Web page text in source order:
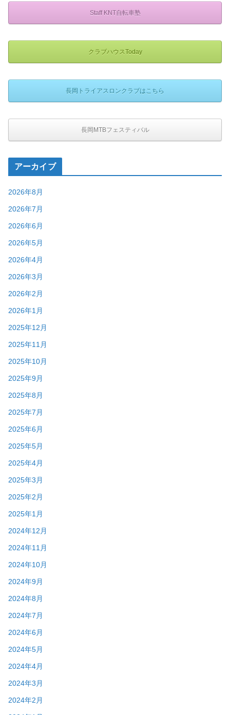
Staff KNT自転車塾
クラブハウスToday
長岡トライアスロンクラブはこちら
長岡MTBフェスティバル
アーカイブ
2026年8月
2026年7月
2026年6月
2026年5月
2026年4月
2026年3月
2026年2月
2026年1月
2025年12月
2025年11月
2025年10月
2025年9月
2025年8月
2025年7月
2025年6月
2025年5月
2025年4月
2025年3月
2025年2月
2025年1月
2024年12月
2024年11月
2024年10月
2024年9月
2024年8月
2024年7月
2024年6月
2024年5月
2024年4月
2024年3月
2024年2月